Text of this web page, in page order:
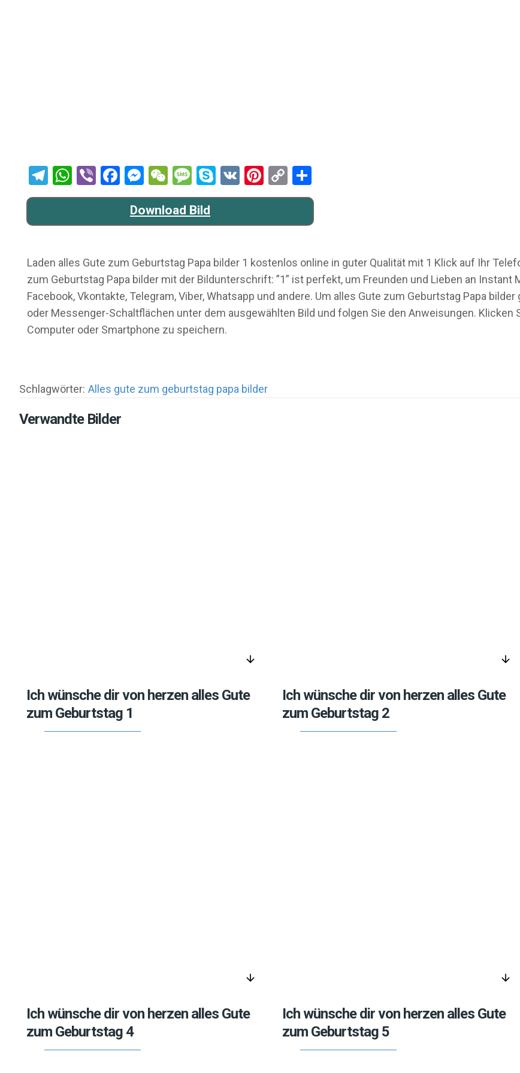
Telegram
WhatsApp
ViberFacebook
Messenger
WeChat
Message
Skype
VK Pinterest
Copy
Link
Download Bild
Laden alles Gute zum Geburtstag Papa bilder 1 kostenlos online in guter Qualität mit 1 Klick auf Ihr
zum Geburtstag Papa bilder mit der Bildunterschrift: ”1” ist perfekt, um Freunden und Lieben an
Facebook, Vkontakte, Telegram, Viber, Whatsapp und andere. Um alles Gute zum Geburtstag Papa
oder Messenger-Schaltflächen unter dem ausgewählten Bild und folgen Sie den Anweisungen. Klicken
Computer oder Smartphone zu speichern.
Schlagwörter: Alles gute zum geburtstag papa bilder
Verwandte Bilder
arrow_downward
Ich wünsche dir von herzen alles Gute
zum Geburtstag 1
arrow_downward
Ich wünsche dir von herzen alles Gute
zum Geburtstag 2
arrow_downward
Ich wünsche dir von herzen alles Gute
zum Geburtstag 4
arrow_downward
Ich wünsche dir von herzen alles Gute
zum Geburtstag 5